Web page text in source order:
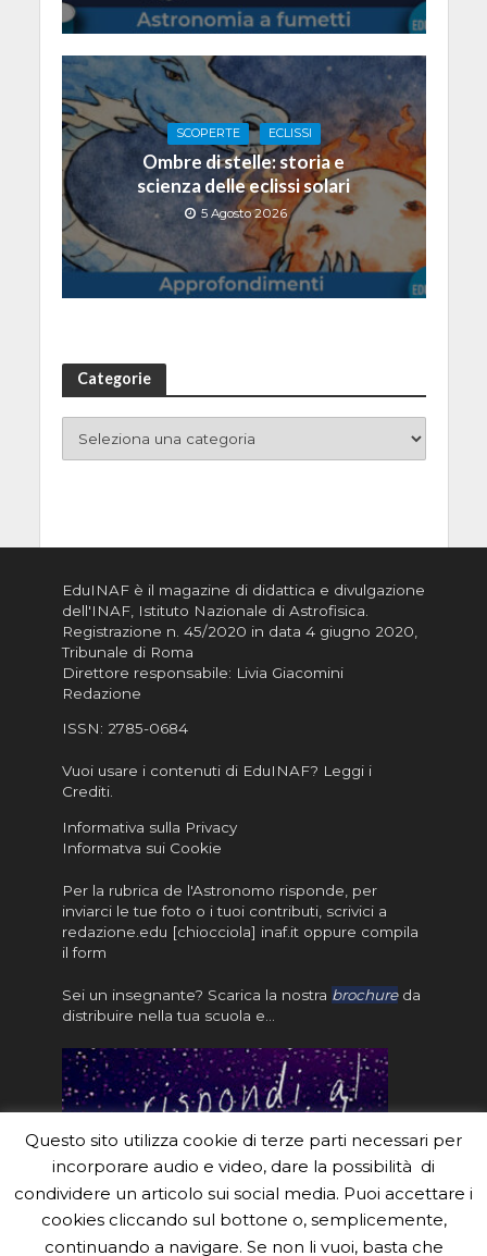
SCOPERTE ECLISSI
Ombre di stelle: storia e
scienza delle eclissi solari
5 Agosto 2026
Categorie
EduINAF è il magazine di didattica e divulgazione
dell'INAF, Istituto Nazionale di Astrofisica
Registrazione n. 45/2020 in data 4 giugno 2020,
Tribunale di Roma
Direttore responsabile: Livia Giacomini
Redazione
ISSN: 2785-0684
Vuoi usare i contenuti di EduINAF? Leggi i
Crediti.
Informativa sulla Privacy
Informatva sui Cookie
Per la rubrica de l'Astronomo risponde, per
inviarci le tue foto o i tuoi contributi, scrivici a
redazione.edu [chiocciola] inaf.it oppure compila
il form
Sei un insegnante? Scarica la nostra brochureda
distribuire nella tua scuola e…
Questo sito utilizza cookie di terze parti necessari per
incorporare audio e video, dare la possibilità di
condividere un articolo sui social media. Puoi accettare i
cookies cliccando sul bottone o, semplicemente,
continuando a navigare. Se non li vuoi, basta che